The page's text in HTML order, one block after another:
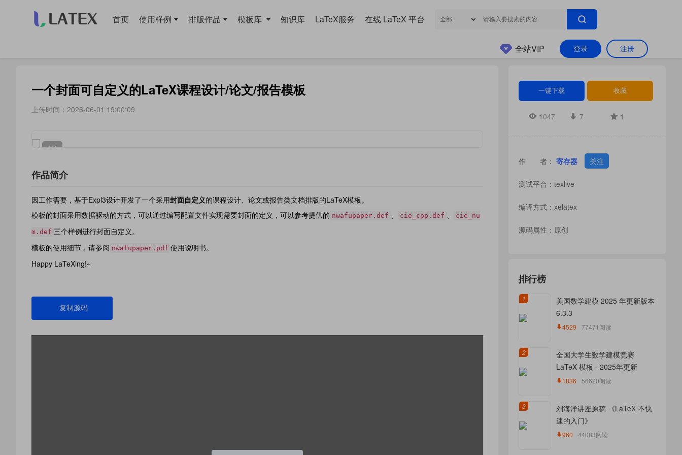
首页 使用样例 排版作品 模板库 知识库 LaTeX服务 在线 LaTeX 平台
登录 注册
全站VIP
一个封面可自定义的LaTeX课程设计/论文/报告模板
上传时间：2026-06-01 19:00:09
1/4
作品简介
因工作需要，基于Expl3设计开发了一个采用封面自定义的课程设计、论文或报告类文档排版的LaTeX模板。
模板的封面采用数据驱动的方式，可以通过编写配置文件实现需要封面的定义，可以参考提供的 nwafupaper.def 、 cie_cpp.def 、 cie_nu
m.def 三个样例进行封面自定义。
模板的使用细节，请参阅 nwafupaper.pdf 使用说明书。
Happy LaTeXing!~
复制源码
一键下载 收藏
1047 7 1
作 者： 寄存器 关注
测试平台：texlive
编译方式：xelatex
源码属性：原创
排行榜
1
美国数学建模 2025 年更新版本
6.3.3
4529 77471阅读
2
全国大学生数学建模竞赛
LaTeX 模板 - 2025年更新
1836 56620阅读
3
刘海洋讲座原稿 《LaTeX 不快
速的入门》
960 44083阅读